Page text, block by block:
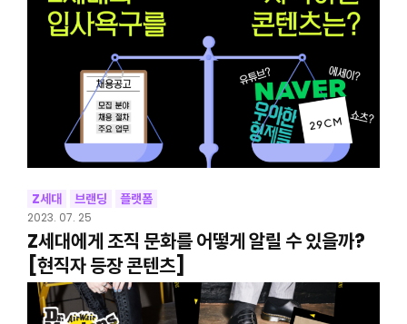
Z세대 브랜딩 플랫폼
2023. 07. 25
Z세대에게 조직 문화를 어떻게 알릴 수 있을까?
[현직자 등장 콘텐츠]